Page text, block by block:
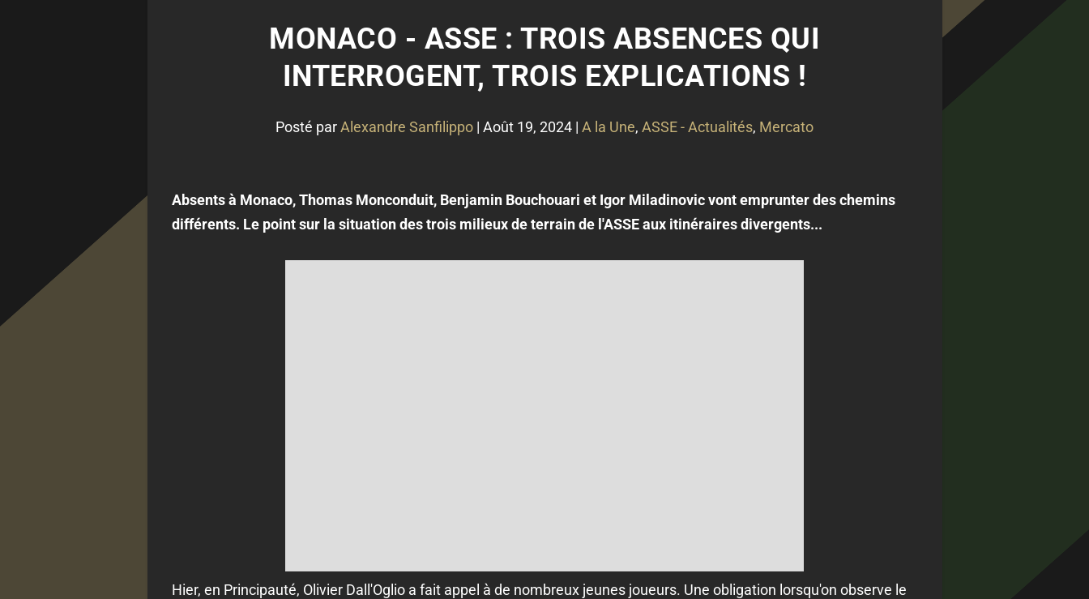
MONACO - ASSE : TROIS ABSENCES QUI
INTERROGENT, TROIS EXPLICATIONS !
Posté parAlexandre Sanfilippo | Août 19, 2024 | A la Une, ASSE - Actualités, Mercato
Absents à Monaco, Thomas Monconduit, Benjamin Bouchouari et Igor Miladinovic vont emprunter des chemins
différents. Le point sur la situation des trois milieux de terrain de l'ASSE aux itinéraires divergents...
Hier, en Principauté, Olivier Dall'Oglio a fait appel à de nombreux jeunes joueurs. Une obligation lorsqu'on observe le